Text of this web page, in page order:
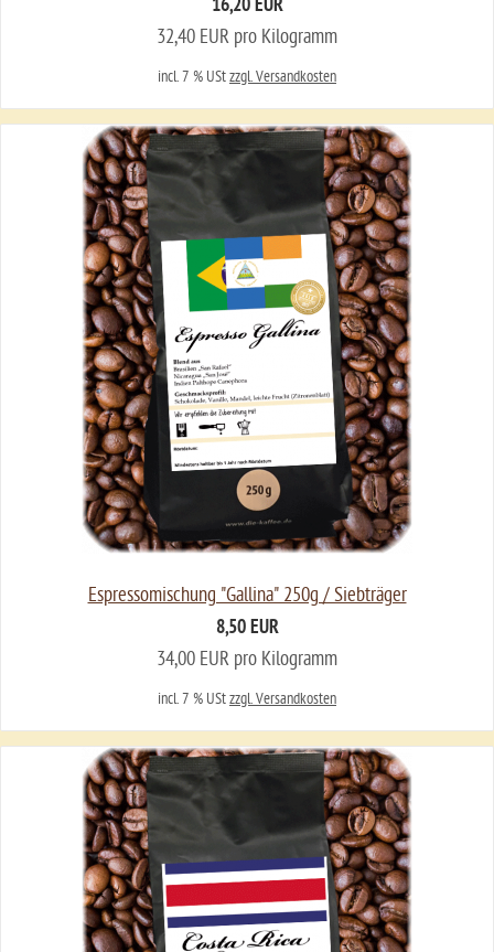
16,20 EUR
32,40 EUR pro Kilogramm
incl. 7 % UStzzgl. Versandkosten
Espressomischung "Gallina" 250g / Siebträger
8,50 EUR
34,00 EUR pro Kilogramm
incl. 7 % UStzzgl. Versandkosten